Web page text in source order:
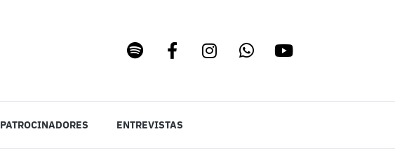
PATROCINADORES ENTREVISTAS